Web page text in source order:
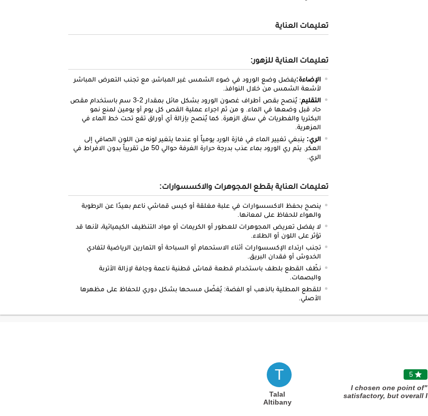
تعليمات العناية
تعليمات العناية للزهور:
الإضاءة:يفضل وضع الورود في ضوء الشمس غير المباشر، مع تجنب التعرض المباشر
لأشعة الشمس من خلال النوافذ.
التقليم
: يٌنصح بقص أطراف غصون الورود بشكل مائل بمقدار 2-3 سم باستخدام مقص
حاد قبل وضعها في الماء. و من ثم اجراء عملية القص كل يوم أو يومين لمنع نمو
البكتريا والفطريات في ساق الزهرة. كما يٌنصح بإزالة أي أوراق تقع تحت خط الماء في
المزهرية.
الري: ينبغي تغيير الماء في فازة الورد يومياً أو عندما يتغير لونه من اللون الصافي إلى
العكر. يتم ري الورود بماء عذب بدرجة حرارة الغرفة حوالي 50 مل تقريباً بدون الافراط في
الري.
تعليمات العناية بقطع المجوهرات والاكسسوارات:
ينصح بحفظ الاكسسوارات في علبة مغلقة أو كيس قماشي ناعم بعيدًا عن الرطوبة
والهواء للحفاظ على لمعانها.
لا يفضل تعريض المجوهرات للعطور أو الكريمات أو مواد التنظيف الكيميائية، لأنها قد
تؤثر على اللون أو الطلاء.
تجنب ارتداء الإكسسوارات أثناء الاستحمام أو السباحة أو التمارين الرياضية لتفادي
الخدوش أو فقدان البريق.
نظّف القطع بلطف باستخدام قطعة قماش قطنية ناعمة وجافة لإزالة الأتربة
والبصمات.
للقطع المطلية بالذهب أو الفضة: يُفضّل مسحها بشكل دوري للحفاظ على مظهرها
الأصلي.
T
Talal
Altibany
5
"I chosen one point of
satisfactory, but overall I